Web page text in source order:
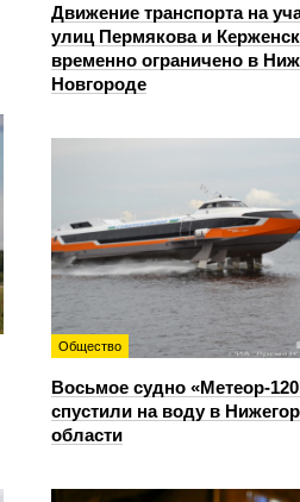
Движение транспорта на
улиц Пермякова и
временно ограничено в
Новгороде
Общество
Восьмое судно «Метеор-
спустили на воду в
области